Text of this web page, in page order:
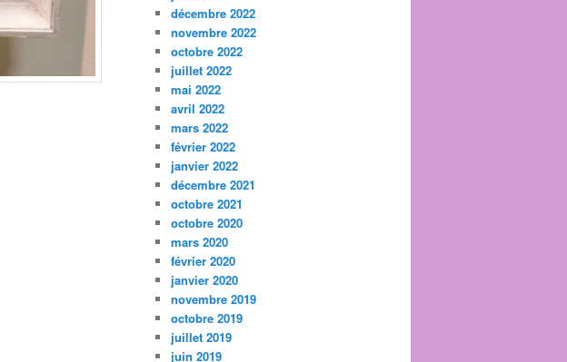
décembre 2022
novembre 2022
octobre 2022
juillet 2022
mai 2022
avril 2022
mars 2022
février 2022
janvier 2022
décembre 2021
octobre 2021
octobre 2020
mars 2020
février 2020
janvier 2020
novembre 2019
octobre 2019
juillet 2019
juin 2019